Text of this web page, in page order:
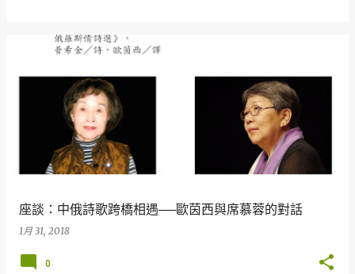
座談：中俄詩歌跨橋相遇──歐茵西與席慕蓉的對話
1月 31, 2018
0